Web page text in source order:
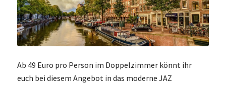
Ab 49 Euro pro Person im Doppelzimmer könnt ihr
euch bei diesem Angebot in das moderne JAZ